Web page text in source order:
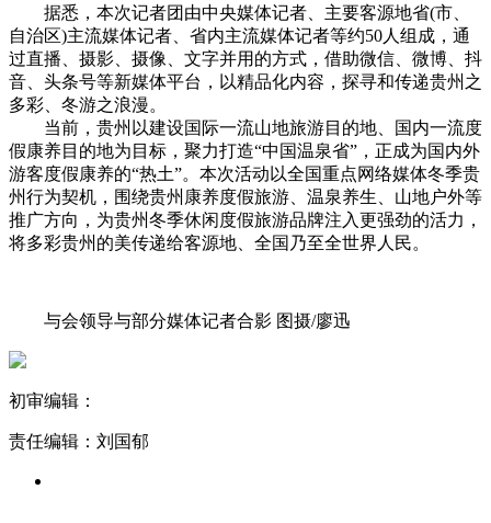
据悉，本次记者团由中央媒体记者、主要客源地省(市、
自治区)主流媒体记者、省内主流媒体记者等约50人组成，通
过直播、摄影、摄像、文字并用的方式，借助微信、微博、抖
音、头条号等新媒体平台，以精品化内容，探寻和传递贵州之
多彩、冬游之浪漫。
当前，贵州以建设国际一流山地旅游目的地、国内一流度
假康养目的地为目标，聚力打造“中国温泉省”，正成为国内外
游客度假康养的“热土”。本次活动以全国重点网络媒体冬季贵
州行为契机，围绕贵州康养度假旅游、温泉养生、山地户外等
推广方向，为贵州冬季休闲度假旅游品牌注入更强劲的活力，
将多彩贵州的美传递给客源地、全国乃至全世界人民。
与会领导与部分媒体记者合影 图摄/廖迅
初审编辑：
责任编辑：刘国郁